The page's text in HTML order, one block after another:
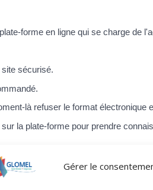
Gérer le
forme en ligne qui se charge de
site sécurisé.
là refuser le format électronique
la plate-forme pour prendre
www.entreprises.gouv.fr/files/
pratique de la LRE</